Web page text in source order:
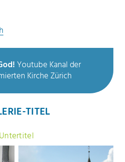
Youtube Kanal der
Kirche Zürich
TITEL
Untertitel